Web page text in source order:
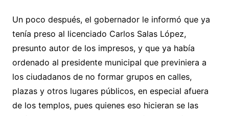
Un poco después, el gobernador le informó que ya
tenía preso al licenciado Carlos Salas López,
presunto autor de los impresos, y que ya había
ordenado al presidente municipal que previniera a
los ciudadanos de no formar grupos en calles,
plazas y otros lugares públicos, en especial afuera
de los templos, pues quienes eso hicieran se las